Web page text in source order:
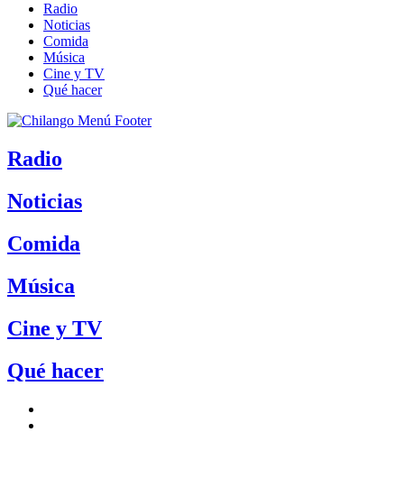
Radio
Noticias
Comida
Música
Cine y TV
Qué hacer
Radio
Noticias
Comida
Música
Cine y TV
Qué hacer